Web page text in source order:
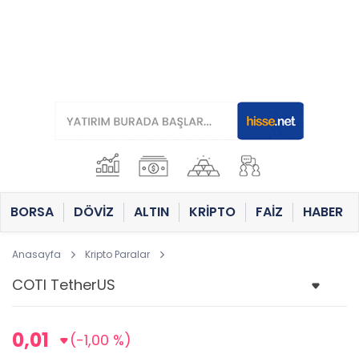
BORSA DÖVİZ ALTIN KRİPTO FAİZ HABER
Anasayfa Kripto Paralar
0,01 (-1,00 %)